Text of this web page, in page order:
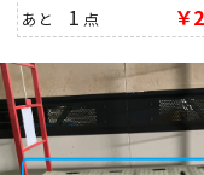
あと 1 点 ￥